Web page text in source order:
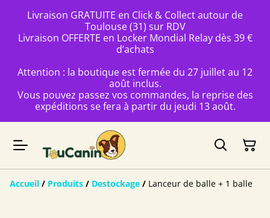
Livraison GRATUITE en Click & Collect autour de
Toulouse (31) sur RDV
Livraison OFFERTE en Locker Mondial Relay dès 39 €
d’achats
Attention : la boutique est fermée du 27 juillet au 12
août inclus.
Vous pouvez passez vos commandes, la reprise des
expéditions se fera à partir du jeudi 13 août.
Accueil / Produits / Destockage / Lanceur de balle + 1 balle